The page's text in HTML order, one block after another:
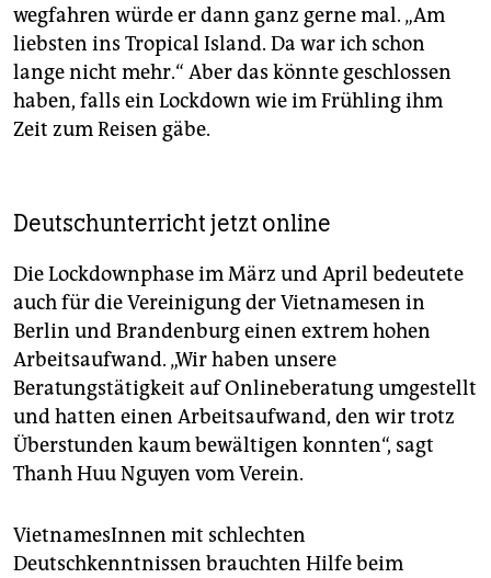
wegfahren würde er dann ganz gerne mal. „Am
liebsten ins Tropical Island. Da war ich schon
lange nicht mehr.“ Aber das könnte geschlossen
haben, falls ein Lockdown wie im Frühling ihm
Zeit zum Reisen gäbe.
Deutschunterricht jetzt online
Die Lockdownphase im März und April bedeutete
auch für die Vereinigung der Vietnamesen in
Berlin und Brandenburg einen extrem hohen
Arbeitsaufwand. „Wir haben unsere
Beratungstätigkeit auf Onlineberatung umgestellt
und hatten einen Arbeitsaufwand, den wir trotz
Überstunden kaum bewältigen konnten“, sagt
Thanh Huu Nguyen vom Verein.
VietnamesInnen mit schlechten
Deutschkenntnissen brauch­­ten Hilfe beim